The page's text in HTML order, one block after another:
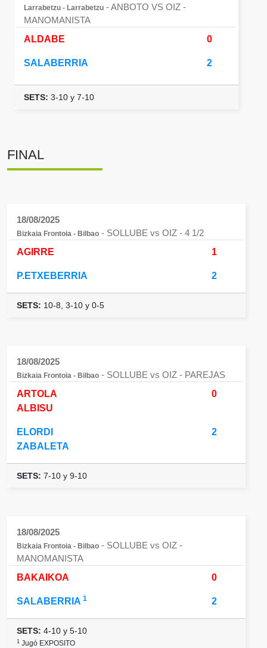
Larrabetzu - Larrabetzu - ANBOTO VS OIZ -
MANOMANISTA
ALDABE
0
SALABERRIA 2
SETS: 3-10 y 7-10
FINAL
18/08/2025
Bizkaia Frontoia - Bilbao - SOLLUBE vs OIZ - 4 1/2
AGIRRE
1
P.ETXEBERRIA 2
SETS: 10-8, 3-10 y 0-5
18/08/2025
Bizkaia Frontoia - Bilbao - SOLLUBE vs OIZ - PAREJAS
ARTOLA
ALBISU
0
ELORDI
ZABALETA
2
SETS: 7-10 y 9-10
18/08/2025
Bizkaia Frontoia - Bilbao - SOLLUBE vs OIZ -
MANOMANISTA
BAKAIKOA
0
SALABERRIA 1 2
SETS: 4-10 y 5-10
1 Jugó EXPOSITO